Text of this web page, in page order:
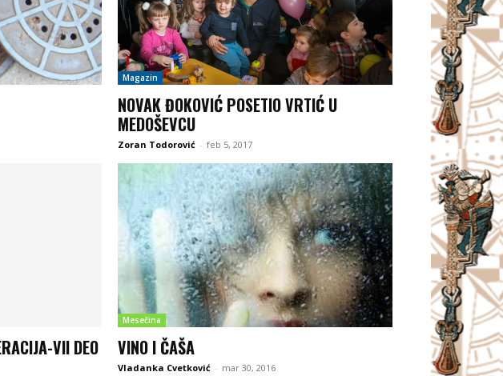
Magazin
NOVAK ĐOKOVIĆ POSETIO VRTIĆ U
MEDOŠEVCU
Zoran Todorović - feb 5, 2017
VII DEO
Mesečina
VINO I ČAŠA
Vladanka Cvetković - mar 30, 2016